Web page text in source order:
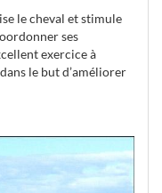
le cheval et stimule
ses
exercice à
le but d’améliorer